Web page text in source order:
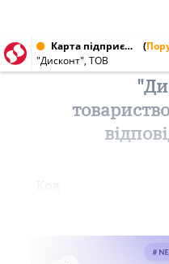
Карта підприємства від 08.09.1999 № 23830141 (
"Дисконт", ТОВ